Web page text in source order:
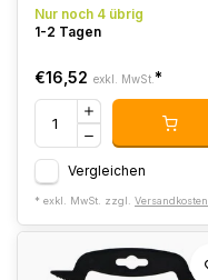
Nur noch 4 übrig
1-2 Tagen
€16,52 exkl. MwSt. *
Vergleichen
* exkl. MwSt. zzgl. Versandkosten